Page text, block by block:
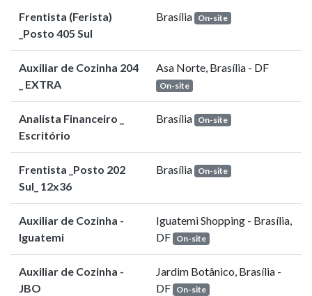
Frentista (Ferista)
_Posto 405 Sul
Brasília On-site
Auxiliar de Cozinha 204
_ EXTRA
Asa Norte, Brasília - DF
On-site
Analista Financeiro _
Escritório
Brasília On-site
Frentista _Posto 202
Sul_ 12x36
Brasília On-site
Auxiliar de Cozinha -
Iguatemi
Iguatemi Shopping - Brasília,
DF On-site
Auxiliar de Cozinha -
JBO
Jardim Botânico, Brasília -
DF On-site